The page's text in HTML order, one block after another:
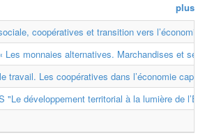
plus
coopératives et transition vers
Les monnaies alternatives. Marchandises et
travail. Les coopératives dans l’économie
"Le développement territorial à la lumière de